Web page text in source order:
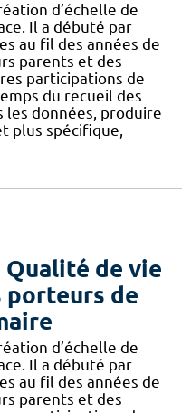
d’échelle de
Il a débuté par
au fil des années de
parents et des
participations de
du recueil des
les données, produire
plus spécifique,
de vie
porteurs de
d’échelle de
Il a débuté par
au fil des années de
parents et des